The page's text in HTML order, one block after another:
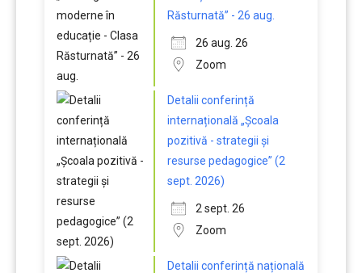
Răsturnată” - 26 aug.
26 aug. 26
Zoom
Detalii conferință
internațională „Școala
pozitivă - strategii și
resurse pedagogice” (2
sept. 2026)
2 sept. 26
Zoom
Detalii conferință națională